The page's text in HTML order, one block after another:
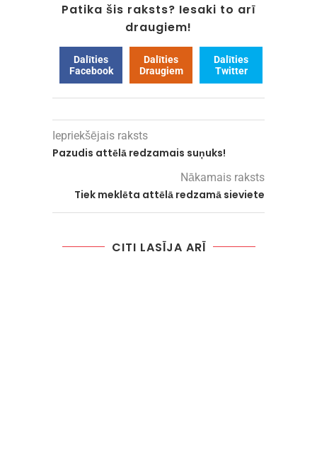
Patika šis raksts? Iesaki to arī
draugiem!
Dalīties
Facebook
Dalīties
Draugiem
Dalīties
Twitter
Iepriekšējais raksts
Pazudis attēlā redzamais suņuks!
Nākamais raksts
Tiek meklēta attēlā redzamā sieviete
CITI LASĪJA ARĪ